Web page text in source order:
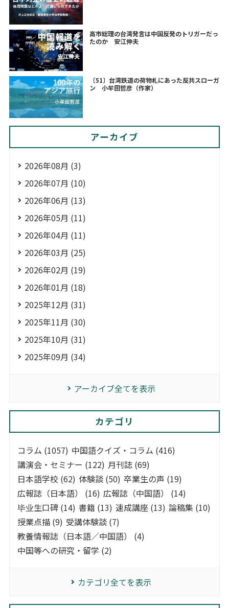
高市総理の台湾発言は中国反発のトリガーだっ
たのか 安江伸夫
〔51〕台湾鉄道の荷物札にあった反共スローガ
ン 小牟田哲彦（作家）
アーカイブ
2026年08月 (3)
2026年07月 (10)
2026年06月 (13)
2026年05月 (11)
2026年04月 (11)
2026年03月 (25)
2026年02月 (19)
2026年01月 (18)
2025年12月 (31)
2025年11月 (30)
2025年10月 (31)
2025年09月 (34)
アーカイブ全てを表示
カテゴリ
コラム (1057) 中国語クイズ・コラム (416)
講演会・セミナー (122) 月刊誌 (69)
日本語学校 (62) 体験談 (50) 卒業生の声 (19)
広報誌（日本語） (16) 広報誌（中国語） (14)
毕业生口碑 (14) 書籍 (13) 速成講座 (13) 論稿集 (10)
授業点描 (9) 受講体験談 (7)
教養情報誌（日本語／中国語） (4)
中国等への研究・留学 (2)
カテゴリ全てを表示